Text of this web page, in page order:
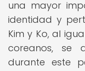
una mayor
identidad y
Kim y Ko, al
coreanos, se
durante este